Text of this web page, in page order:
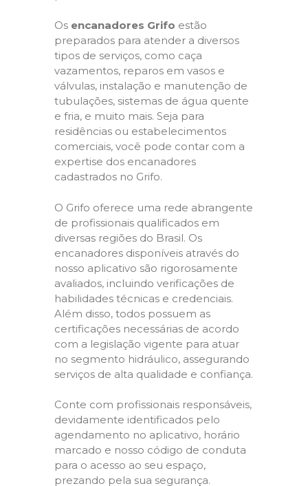
Os encanadores Grifo estão
preparados para atender a diversos
tipos de serviços, como caça
vazamentos, reparos em vasos e
válvulas, instalação e manutenção de
tubulações, sistemas de água quente
e fria, e muito mais. Seja para
residências ou estabelecimentos
comerciais, você pode contar com a
expertise dos encanadores
cadastrados no Grifo.
O Grifo oferece uma rede abrangente
de profissionais qualificados em
diversas regiões do Brasil. Os
encanadores disponíveis através do
nosso aplicativo são rigorosamente
avaliados, incluindo verificações de
habilidades técnicas e credenciais.
Além disso, todos possuem as
certificações necessárias de acordo
com a legislação vigente para atuar
no segmento hidráulico, assegurando
serviços de alta qualidade e confiança.
Conte com profissionais responsáveis,
devidamente identificados pelo
agendamento no aplicativo, horário
marcado e nosso código de conduta
para o acesso ao seu espaço,
prezando pela sua segurança.